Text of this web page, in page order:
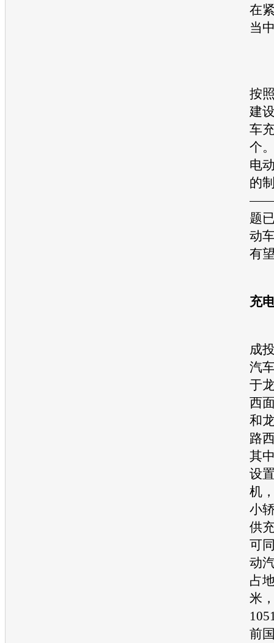
在
当
按
建
车
个
电
的
——
题
动
有
充
成
汽
于
西
和
路
其
设
机
小
供
可
动
占
米
前